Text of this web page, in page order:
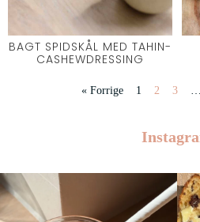
BAGT SPIDSKÅL MED TAHIN-
CASHEWDRESSING
« Forrige 1 2 3